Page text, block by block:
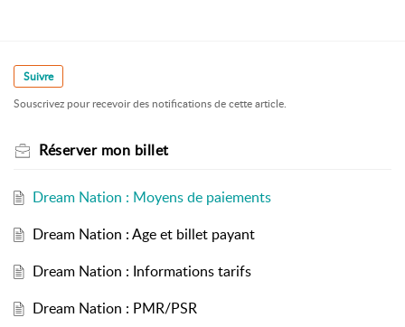
Suivre
Souscrivez pour recevoir des notifications de cette article.
Réserver mon billet
Dream Nation : Moyens de paiements
Dream Nation : Age et billet payant
Dream Nation : Informations tarifs
Dream Nation : PMR/PSR